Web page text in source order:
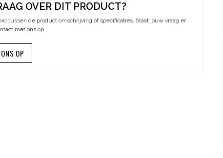
OVER DIT PRODUCT?
tussen de product omschrijving of specificaties. Staat jouw vraag er
met ons op
OP